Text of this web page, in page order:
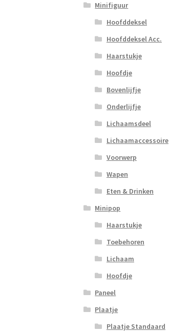
Minifiguur
Hoofddeksel
Hoofddeksel Acc.
Haarstukje
Hoofdje
Bovenlijfje
Onderlijfje
Lichaamsdeel
Lichaamaccessoire
Voorwerp
Wapen
Eten & Drinken
Minipop
Haarstukje
Toebehoren
Lichaam
Hoofdje
Paneel
Plaatje
Plaatje Standaard